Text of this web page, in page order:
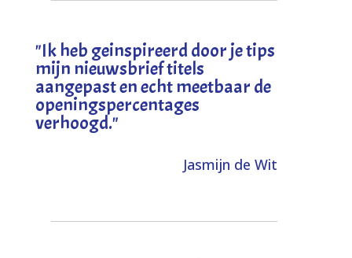
"Ik heb geinspireerd door je tips
mijn nieuwsbrief titels
aangepast en echt meetbaar de
openingspercentages
verhoogd."
Jasmijn de Wit